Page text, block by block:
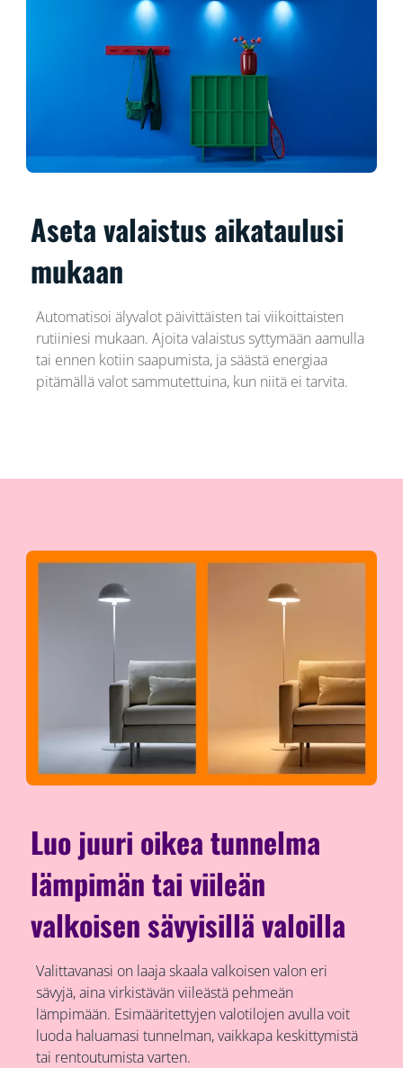
Aseta valaistus aikataulusi
mukaan
Automatisoi älyvalot päivittäisten tai viikoittaisten
rutiiniesi mukaan. Ajoita valaistus syttymään aamulla
tai ennen kotiin saapumista, ja säästä energiaa
pitämällä valot sammutettuina, kun niitä ei tarvita.
Luo juuri oikea tunnelma
lämpimän tai viileän
valkoisen sävyisillä valoilla
Valittavanasi on laaja skaala valkoisen valon eri
sävyjä, aina virkistävän viileästä pehmeän
lämpimään. Esimääritettyjen valotilojen avulla voit
luoda haluamasi tunnelman, vaikkapa keskittymistä
tai rentoutumista varten.